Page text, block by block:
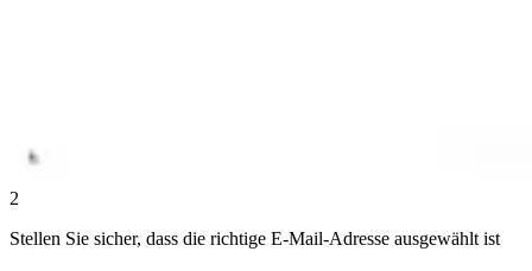
2
Stellen Sie sicher, dass die richtige E-Mail-Adresse ausgewählt ist